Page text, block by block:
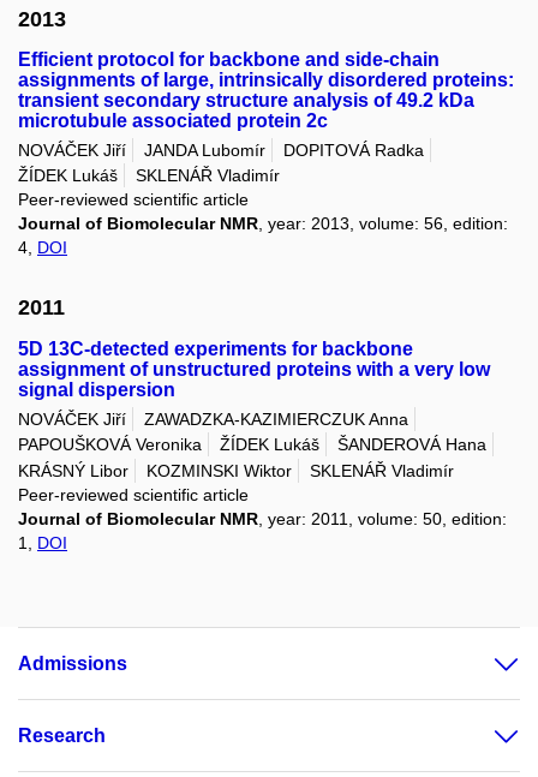
2013
Efficient protocol for backbone and side-chain
assignments of large, intrinsically disordered proteins:
transient secondary structure analysis of 49.2 kDa
microtubule associated protein 2c
NOVÁČEK Jiří JANDA Lubomír
DOPITOVÁ Radka
ŽÍDEK Lukáš
SKLENÁŘ Vladimír
Peer-reviewed scientific article
Journal of Biomolecular NMR, year: 2013, volume: 56, edition:
4, DOI
2011
5D 13C-detected experiments for backbone
assignment of unstructured proteins with a very low
signal dispersion
NOVÁČEK Jiří
ZAWADZKA-KAZIMIERCZUK Anna
PAPOUŠKOVÁ Veronika
ŽÍDEK Lukáš
ŠANDEROVÁ Hana
KRÁSNÝ Libor
KOZMINSKI Wiktor
SKLENÁŘ Vladimír
Peer-reviewed scientific article
Journal of Biomolecular NMR , year: 2011, volume: 50, edition:
1, DOI
Admissions
Research